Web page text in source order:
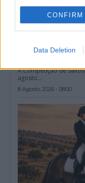
CONFIRM
Data Deletion
Reguengos de
A Competição de
agosto...
8 Agosto, 2026 - 08:00